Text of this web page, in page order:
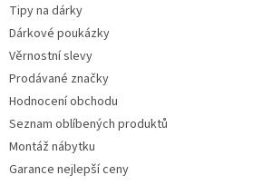
Tipy na dárky
Dárkové poukázky
Věrnostní slevy
Prodávané značky
Hodnocení obchodu
Seznam oblíbených produktů
Montáž nábytku
Garance nejlepší ceny